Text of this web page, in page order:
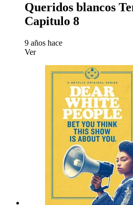
Queridos blancos
Capitulo 8
9 años hace
Ver